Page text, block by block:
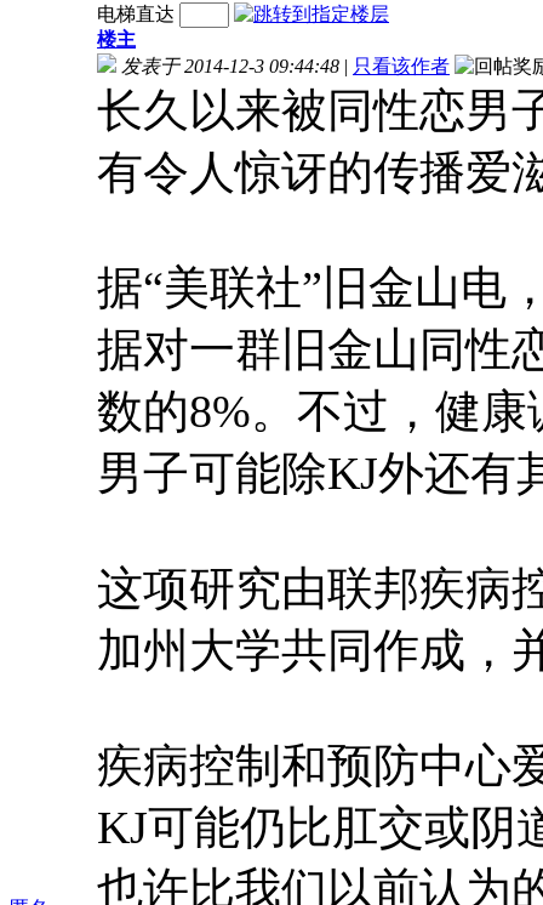
电梯直达
楼主
发表于 2014-12-3 09:44:48 | 只看该作者
长久以来被同性恋男
有令人惊讶的传播爱
据“美联社”旧金山电
据对一群旧金山同性
数的8%。不过，健
男子可能除KJ外还有
这项研究由联邦疾病
加州大学共同作成，
疾病控制和预防中心
KJ可能仍比肛交或阴
也许比我们以前认为